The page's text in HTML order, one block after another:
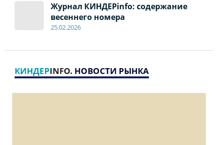
Журнал КИНДЕРinfo: содержание
весеннего номера
25.02.2026
КИНДЕРINFO. НОВОСТИ РЫНКА